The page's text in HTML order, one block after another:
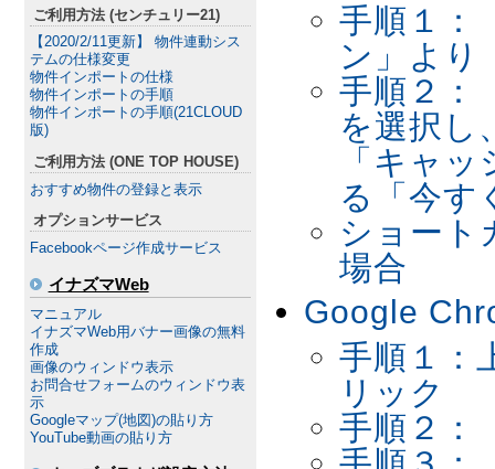
ご利用方法 (センチュリー21)
【2020/2/11更新】 物件連動シス
テムの仕様変更
物件インポートの仕様
物件インポートの手順
物件インポートの手順(21CLOUD
版)
ご利用方法 (ONE TOP HOUSE)
おすすめ物件の登録と表示
オプションサービス
Facebookページ作成サービス
イナズマWeb
マニュアル
イナズマWeb用バナー画像の無料
作成
画像のウィンドウ表示
お問合せフォームのウィンドウ表
示
Googleマップ(地図)の貼り方
YouTube動画の貼り方
手順１：
ン」より
手順２：
を選択し
「キャ
る「今す
ショート
場合
Google
手順１：
リック
手順２：